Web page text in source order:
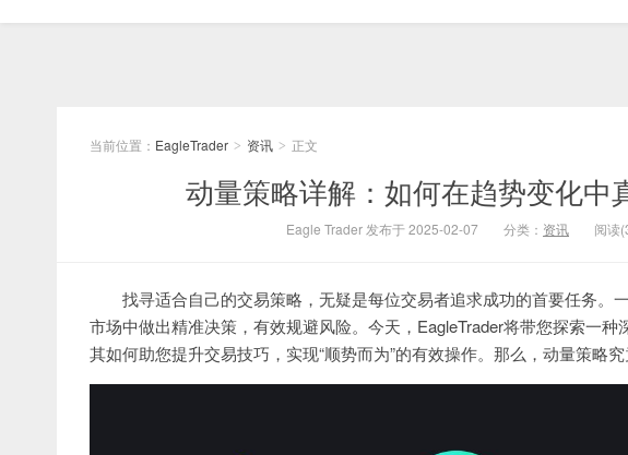
当前位置： EagleTrader > 资讯 > 正文
动量策略详解：如何在趋势变化中
Eagle Trader 发布于 2025-02-07 分类： 资讯 阅读
找寻适合自己的交易策略，无疑是每位交易者追求成功的首要任务。
市场中做出精准决策，有效规避风险。今天，EagleTrader将带您探索一
其如何助您提升交易技巧，实现“顺势而为”的有效操作。那么，动量策略